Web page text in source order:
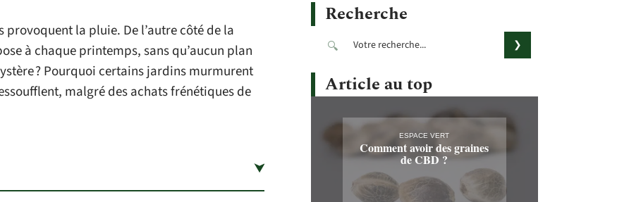
provoquent la pluie. De l’autre côté de la
à chaque printemps, sans qu’aucun plan
? Pourquoi certains jardins murmurent
malgré des achats frénétiques de
Recherche
Article au top
ESPACE VERT
Comment avoir des graines
de CBD ?